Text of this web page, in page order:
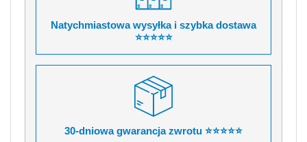
Natychmiastowa wysyłka i szybka dostawa
⭐⭐⭐⭐⭐
30-dniowa gwarancja zwrotu ⭐⭐⭐⭐⭐